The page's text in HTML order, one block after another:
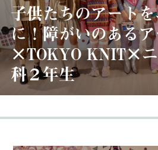
子供たちのアート
に！障がいのある
×TOKYO KNIT×ニ
科２年生